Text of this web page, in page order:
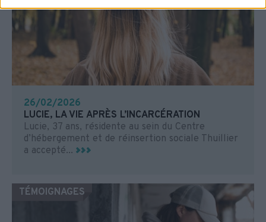
26/02/2026
LUCIE, LA VIE APRÈS L’INCARCÉRATION
Lucie, 37 ans, résidente au sein du Centre
d’hébergement et de réinsertion sociale Thuillier
a accepté...
TÉMOIGNAGES